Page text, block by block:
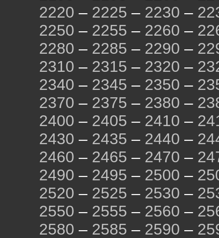
2220 – 2225 – 2230 –
2250 – 2255 – 2260 –
2280 – 2285 – 2290 –
2310 – 2315 – 2320 –
2340 – 2345 – 2350 –
2370 – 2375 – 2380 –
2400 – 2405 – 2410 –
2430 – 2435 – 2440 –
2460 – 2465 – 2470 –
2490 – 2495 – 2500 –
2520 – 2525 – 2530 –
2550 – 2555 – 2560 –
2580 – 2585 – 2590 –